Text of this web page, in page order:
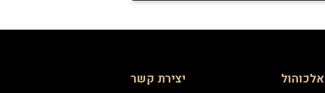
אלכוהול יצירת קשר